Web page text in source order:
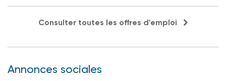
Consulter toutes les offres d'emploi
Annonces sociales